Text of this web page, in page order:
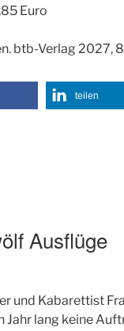
Euro
btb-Verlag 2027,
teilen
Ausflüge
und Kabarettist
Jahr lang keine